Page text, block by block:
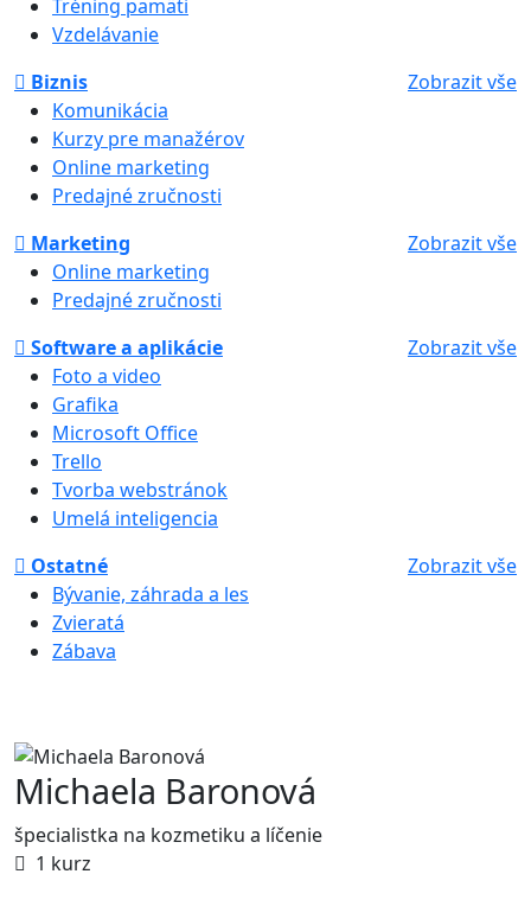
Tréning pamäti
Vzdelávanie
Biznis
Zobrazit vše
Komunikácia
Kurzy pre manažérov
Online marketing
Predajné zručnosti
Marketing
Zobrazit vše
Online marketing
Predajné zručnosti
Software a aplikácie
Zobrazit vše
Foto a video
Grafika
Microsoft Office
Trello
Tvorba webstránok
Umelá inteligencia
Ostatné
Zobrazit vše
Bývanie, záhrada a les
Zvieratá
Zábava
Michaela Baronová
špecialistka na kozmetiku a líčenie
1 kurz